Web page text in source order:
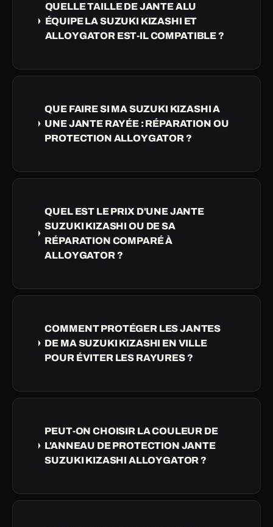
QUELLE TAILLE DE JANTE ALU
ÉQUIPE LA SUZUKI KIZASHI ET
ALLOYGATOR EST-IL COMPATIBLE ?
QUE FAIRE SI MA SUZUKI KIZASHI A
UNE JANTE RAYÉE : RÉPARATION OU
PROTECTION ALLOYGATOR ?
QUEL EST LE PRIX D'UNE JANTE
SUZUKI KIZASHI OU DE SA
RÉPARATION COMPARÉ À
ALLOYGATOR ?
COMMENT PROTÉGER LES JANTES
DE MA SUZUKI KIZASHI EN VILLE
POUR ÉVITER LES RAYURES ?
PEUT-ON CHOISIR LA COULEUR DE
L'ANNEAU DE PROTECTION JANTE
SUZUKI KIZASHI ALLOYGATOR ?